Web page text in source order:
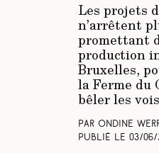
Les projets
n’arrêtent
promettant
production
Bruxelles,
la Ferme du
bêler les
Par Ondine
Publié le 03/06/